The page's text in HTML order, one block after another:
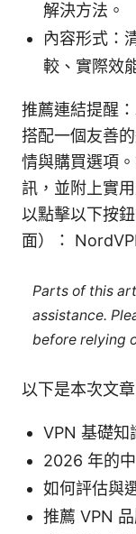
解決方法。
內容形式：
較、實際效
推薦連結提醒
搭配一個友善
情與購買選項
訊，並附上實
以點擊以下按
面）：
Parts of this
assistance.
before relying
以下是本次文
VPN 基礎知
2026 年的
如何評估與
推薦 VPN